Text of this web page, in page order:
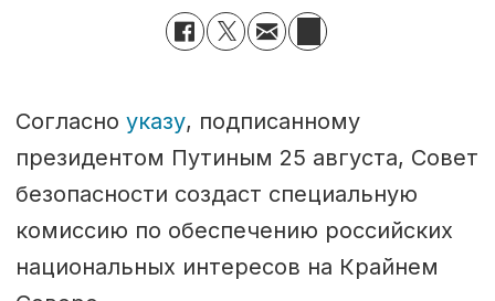
Согласно указу, подписанному
президентом Путиным 25 августа, Совет
безопасности создаст специальную
комиссию по обеспечению российских
национальных интересов на Крайнем